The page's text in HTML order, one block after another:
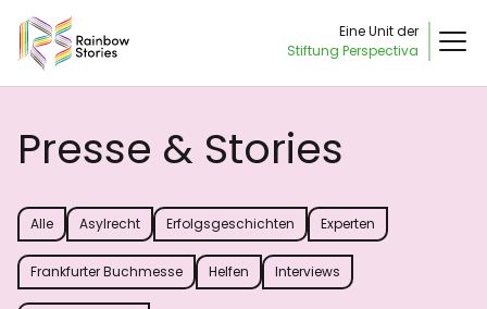
Eine Unit der
Stiftung Perspectiva
Presse & Stories
Alle Asylrecht Erfolgsgeschichten Experten
Frankfurter Buchmesse Helfen Interviews